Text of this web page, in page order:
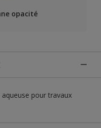
opacité
pour travaux